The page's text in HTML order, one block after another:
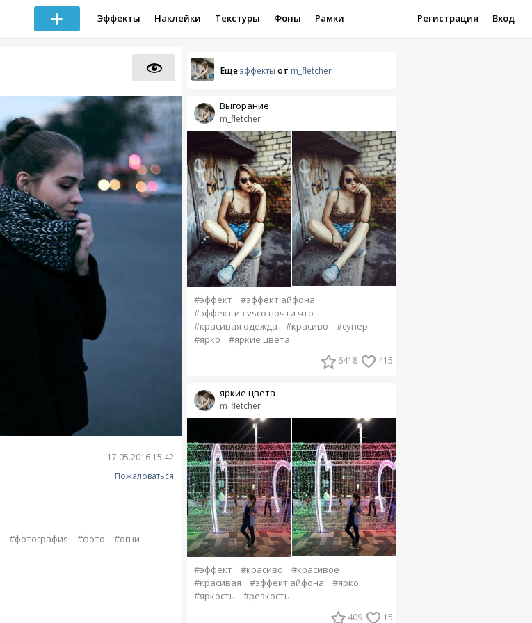
Эффекты Наклейки Текстуры Фоны Рамки Регистрация Вход
17.05.2016 15:42
Пожаловаться
#фотография #фото
#огни
Ещеэффекты от m_fletcher
m_fletcher
Выгорание
#эффект
#эффект айфона
#эффект из vsco почти что
#красивая одежда
#красиво
#супер
#ярко
#яркие цвета
6418 415
m_fletcher
яркие цвета
#эффект #красиво
#красивое
#красивая
#эффект айфона
#ярко
#яркость
#резкость
409 15